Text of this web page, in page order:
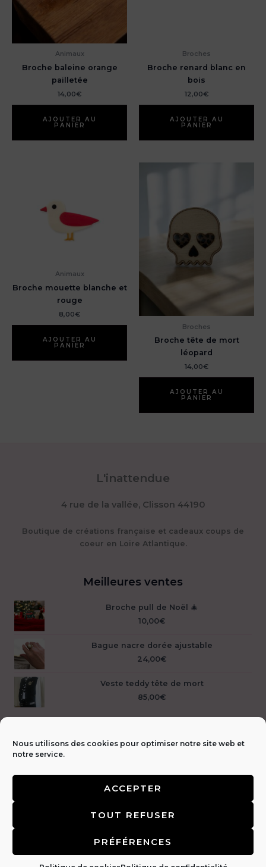
Nous utilisons des cookies pour optimiser notre site web et
notre service.
ACCEPTER
TOUT REFUSER
PRÉFÉRENCES
Animaux
Broche baleine orange
pailletée
14,00€
AJOUTER AU
PANIER
Broches
Broche renard blanc en
bois
12,00€
AJOUTER AU
PANIER
Animaux
Broche mouette blanche et
rouge
8,00€
AJOUTER AU
PANIER
Broches
Broche tête de mort
léopard
14,00€
AJOUTER AU
PANIER
L'inattendue
4 rue de la vallée, Clisson 44190
Boutique de créations française et cadeaux coups de
coeur en Loire Atlantique.
Meilleures ventes
Broche pull de Noël 🎄
10,00€
Bague nacre dorée ajustable
24,00€
Veste teddy tête de mort
85,00€
CGV & Mentions légales ⚖️|
Copyright © 2026 | L'inattendue